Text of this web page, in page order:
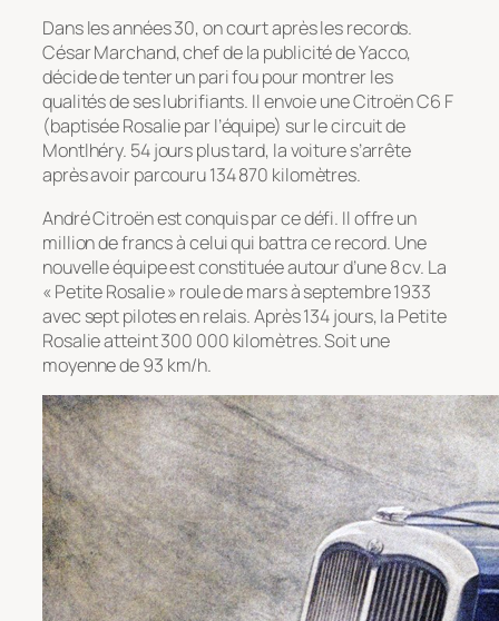
Dans les années 30, on court après les records.
César Marchand, chef de la publicité de Yacco,
décide de tenter un pari fou pour montrer les
qualités de ses lubrifiants. Il envoie une Citroën C6 F
(baptisée Rosalie par l’équipe) sur le circuit de
Montlhéry. 54 jours plus tard, la voiture s’arrête
après avoir parcouru 134 870 kilomètres.
André Citroën est conquis par ce défi. Il offre un
million de francs à celui qui battra ce record. Une
nouvelle équipe est constituée autour d’une 8 cv. La
« Petite Rosalie » roule de mars à septembre 1933
avec sept pilotes en relais. Après 134 jours, la Petite
Rosalie atteint 300 000 kilomètres. Soit une
moyenne de 93 km/h.